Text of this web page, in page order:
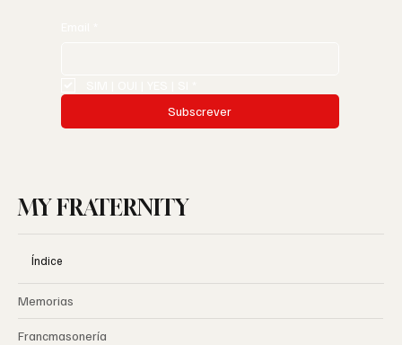
Subscrever
MY FRATERNITY
Índice
Memorias
Francmasonería